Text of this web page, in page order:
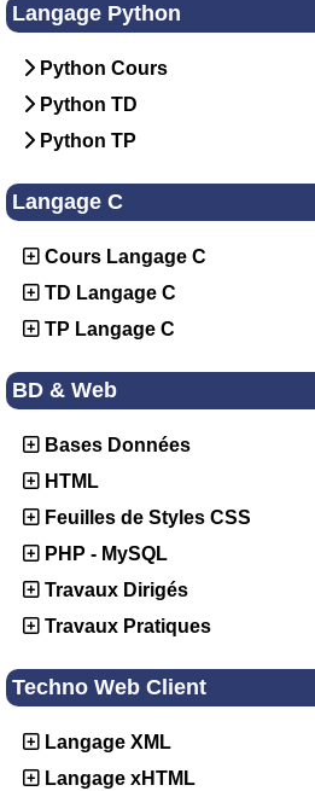
Langage Python
Python Cours
Python TD
Python TP
Langage C
Cours Langage C
TD Langage C
TP Langage C
BD & Web
Bases Données
HTML
Feuilles de Styles CSS
PHP - MySQL
Travaux Dirigés
Travaux Pratiques
Techno Web Client
Langage XML
Langage xHTML